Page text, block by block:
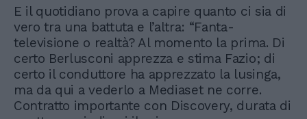
E il quotidiano prova a capire quanto ci sia di
vero tra una battuta e l’altra: “Fanta-
televisione o realtà? Al momento la prima. Di
certo Berlusconi apprezza e stima Fazio; di
certo il conduttore ha apprezzato la lusinga,
ma da qui a vederlo a Mediaset ne corre.
Contratto importante con Discovery, durata di